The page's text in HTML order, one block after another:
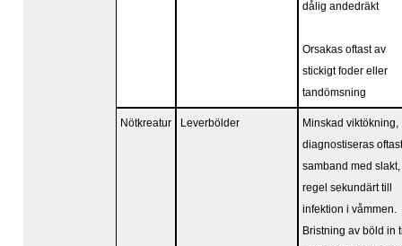
dålig andedräkt
Orsakas oftast av
stickigt foder eller
tandömsning
Nötkreatur Leverbölder
Minskad viktökning,
diagnostiseras
samband med slakt,
regel sekundärt till
infektion i våmmen.
Bristning av böld in